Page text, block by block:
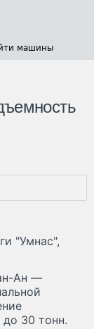
машины
"Умнас",
Ан —
30 тонн.